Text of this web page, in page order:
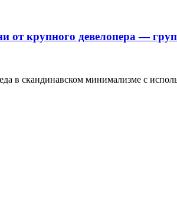
от крупного девелопера —
в скандинавском минимализме с